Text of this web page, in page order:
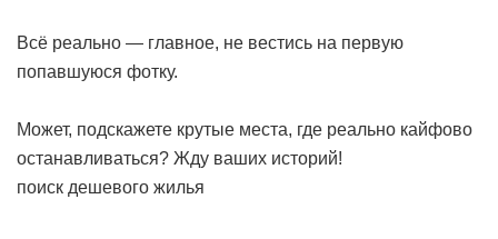
Всё реально — главное, не вестись на первую
попавшуюся фотку.
Может, подскажете крутые места, где реально кайфово
останавливаться? Жду ваших историй!
поиск дешевого жилья